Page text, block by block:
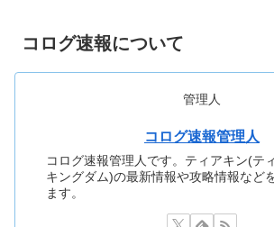
コログ速報について
管理人
コログ速報管理人
コログ速報管理人です。ティアキン(テ
キングダム)の最新情報や攻略情報など
ます。